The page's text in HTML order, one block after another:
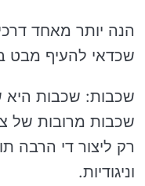
הנה יותר מאחד
שכדאי להעיף מבט
שכבות: שכבות
שכבות מרובות של
רק ליצור די הרבה
וניגודיות.